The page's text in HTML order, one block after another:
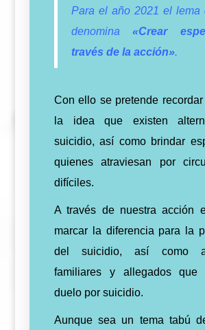
Para el año 2021 el lema
denomina«Crear
través de la acción».
Con ello se pretende
la idea que existen
suicidio, así como brindar
quienes atraviesan por
difíciles.
A través de nuestra acción
marcar la diferencia para la
del suicidio, así como
familiares y allegados que
duelo por suicidio.
Aunque sea un tema tabú